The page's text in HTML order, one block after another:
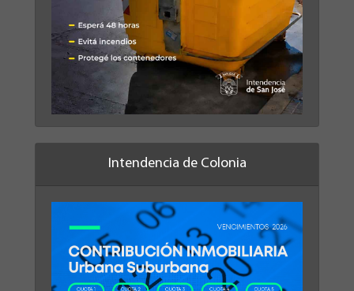
Intendencia de Colonia